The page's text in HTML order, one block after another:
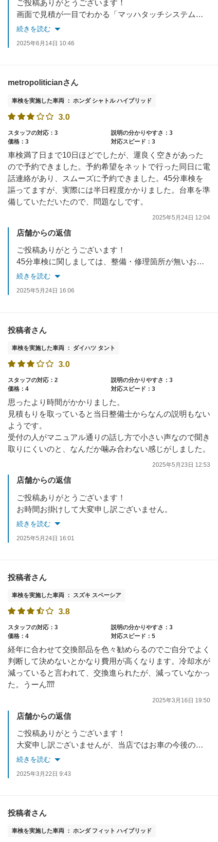
ご投稿ありがとうございます！
画面で見積が一目でわかる「マッハタッチシステム」は当グループで特許取得の唯一無二のシステムですので、是非次回もご利用ください！
続きを読む
2025年6月14日 10:46
metropoliticianさん
車検を実施した車両 ： ホンダ シャトル ハイブリッド
3.0
スタッフの対応：3
説明の分かりやすさ：3
価格：3
対応スピード：3
車検満了日まで10日ほどでしたが、運良く空きがあった
ので予約できました。予約希望をネットで行った同日に電
話連絡があり、スムーズに予約できました。45分車検を
謳ってますが、実際には半日程度かかりました。台車を準
備していただいたので、問題なしです。
2025年5月24日 12:04
店舗からの返信
ご投稿ありがとうございます！
45分車検に関しましては、整備・修理箇所が無いお車の場合となりますので、お車の状態・当日の車検のご予約状況・一部車種による特殊な検査がある場合など、お預かりの車検になる場合もございますのでご理解いただけると幸いです。
その場合もお取り寄せ部品が無い場合であれば半日程お預かりで車検が完了いたしますし、代車も車検の間であれば無料でご用意しておりますのでご安心下さい！
続きを読む
2025年5月24日 16:06
投稿者さん
車検を実施した車両 ： ダイハツ タント
3.0
スタッフの対応：2
説明の分かりやすさ：3
価格：4
対応スピード：3
思ったより時間がかかりました。
見積もりを取っていると当日整備士からなんの説明もない
ようです。
受付の人がマニュアル通りの話し方で小さい声なので聞き
取りにくいのと、なんだか噛み合わない感じがしました。
2025年5月23日 12:53
店舗からの返信
ご投稿ありがとうございます！
お時間お掛けして大変申し訳ございません。
お車の状態・整備内容、当日のご予約状況、特殊な検査が必要な車種である場合などで、短時間で車検が完了できない場合がございますのでご理解いただけると幸いです。
続きを読む
2025年5月24日 16:01
投稿者さん
車検を実施した車両 ： スズキ スペーシア
3.8
スタッフの対応：3
説明の分かりやすさ：3
価格：4
対応スピード：5
経年に合わせて交換部品を色々勧めらるのでご自分でよく
判断して決めないとかなり費用が高くなります。冷却水が
減っていると言われて、交換進られたが、減っていなかっ
た。うーん⁇⁇
2025年3月16日 19:50
店舗からの返信
ご投稿ありがとうございます！
大変申し訳ございませんが、当店ではお車の今後のことを考えて、故障が出る可能性がある部分に関しては一度ご説明させていただいております。
もちろん必ず修理しないといけないわけではなく、リスクをご説明させていただいた上でお客様のご希望に合わせてご提案する形を取らせていただいております。
続きを読む
2025年3月22日 9:43
投稿者さん
車検を実施した車両 ： ホンダ フィット ハイブリッド